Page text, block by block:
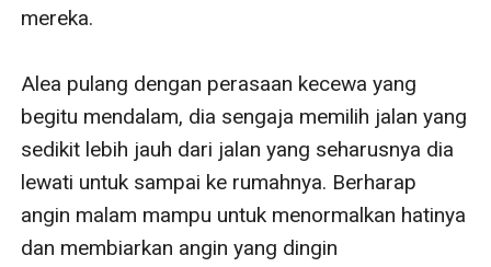
mereka.
Alea pulang dengan perasaan kecewa yang
begitu mendalam, dia sengaja memilih jalan yang
sedikit lebih jauh dari jalan yang seharusnya dia
lewati untuk sampai ke rumahnya. Berharap
angin malam mampu untuk menormalkan hatinya
dan membiarkan angin yang dingin